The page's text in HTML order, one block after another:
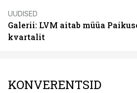
UUDISED
Galerii: LVM aitab müüa
kvartalit
KONVERENTSID